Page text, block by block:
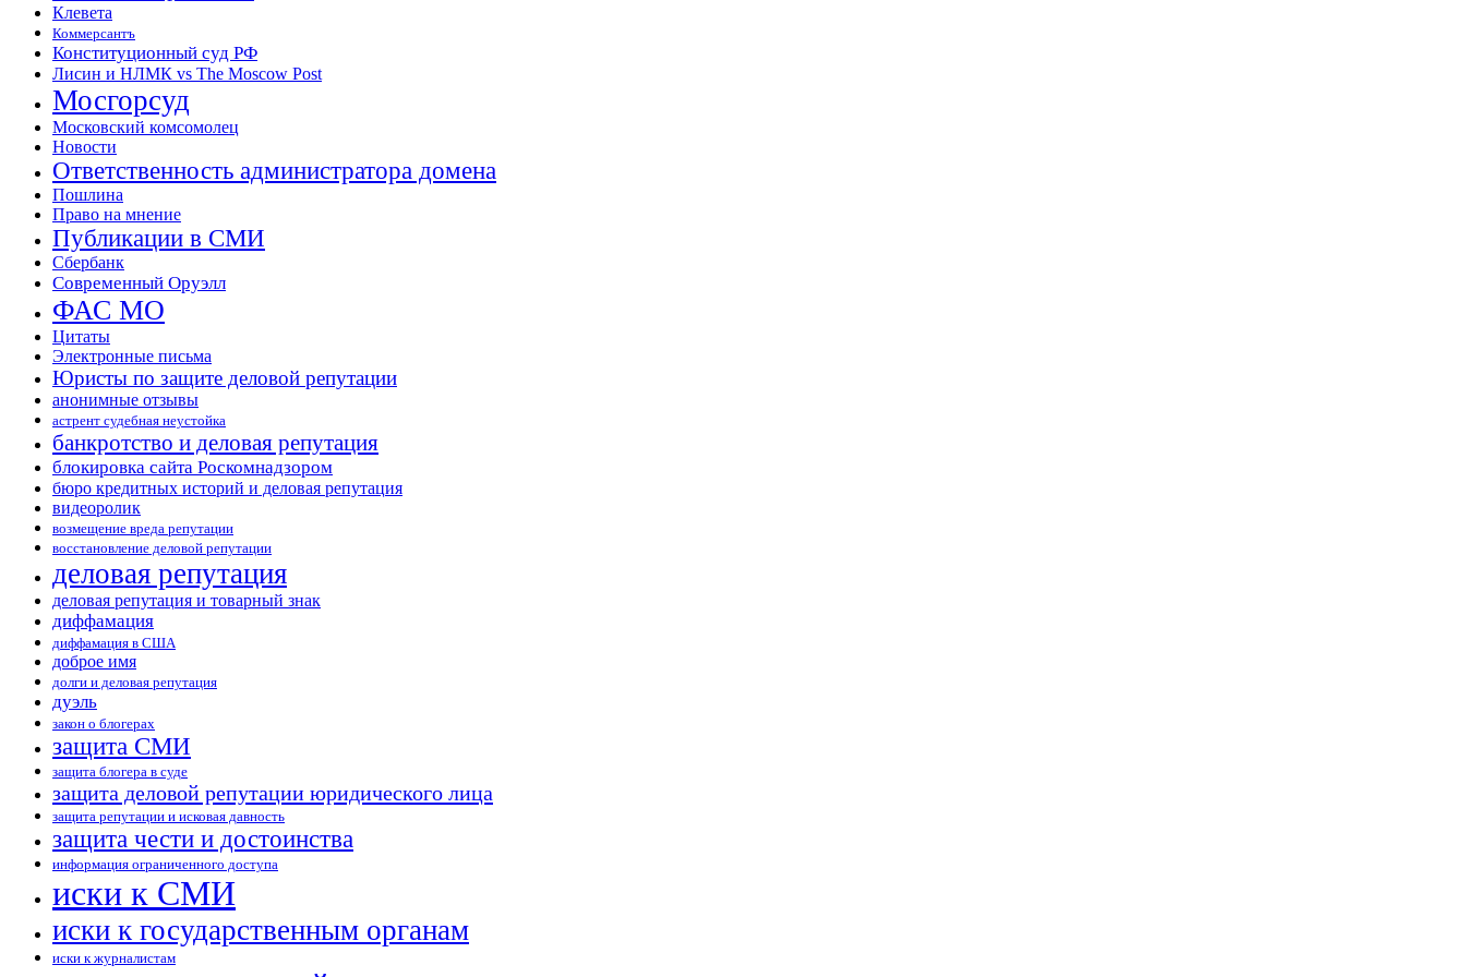
Клевета
Коммерсантъ
Конституционный суд РФ
Лисин и НЛМК vs The Moscow Post
Мосгорсуд
Московский комсомолец
Новости
Ответственность администратора домена
Пошлина
Право на мнение
Публикации в СМИ
Сбербанк
Современный Оруэлл
ФАС МО
Цитаты
Электронные письма
Юристы по защите деловой репутации
анонимные отзывы
астрент судебная неустойка
банкротство и деловая репутация
блокировка сайта Роскомнадзором
бюро кредитных историй и деловая репутация
видеоролик
возмещение вреда репутации
восстановление деловой репутации
деловая репутация
деловая репутация и товарный знак
диффамация
диффамация в США
доброе имя
долги и деловая репутация
дуэль
закон о блогерах
защита СМИ
защита блогера в суде
защита деловой репутации юридического лица
защита репутации и исковая давность
защита чести и достоинства
информация ограниченного доступа
иски к СМИ
иски к государственным органам
иски к журналистам